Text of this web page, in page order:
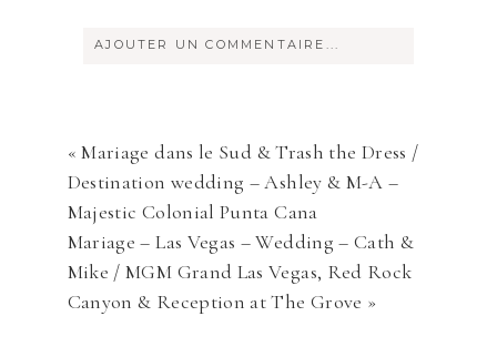
AJOUTER UN COMMENTAIRE...
« Mariage dans le Sud & Trash the Dress /
Destination wedding – Ashley & M-A –
Majestic Colonial Punta Cana
Mariage – Las Vegas – Wedding – Cath &
Mike / MGM Grand Las Vegas, Red Rock
Canyon & Reception at The Grove »